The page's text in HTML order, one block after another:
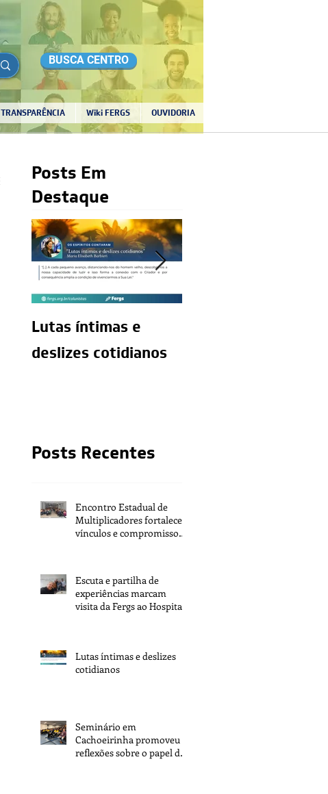
TRANSPARÊNCIA Wiki FERGS OUVIDORIA
BUSCA CENTRO
Posts Em
Destaque
Lutas íntimas e
deslizes cotidianos
Posts Recentes
Encontro Estadual de
Multiplicadores fortalece
vínculos e compromisso
Escuta e partilha de
experiências marcam
visita da Fergs ao Hospital
Lutas íntimas e deslizes
cotidianos
Seminário em
Cachoeirinha promoveu
reflexões sobre o papel dos